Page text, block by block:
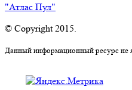
"Атлас Пул"
© Copyright 2015.
Данный информационный ресурс не